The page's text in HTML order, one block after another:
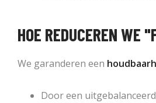
HOE REDUCEREN WE
We garanderen een
Door een